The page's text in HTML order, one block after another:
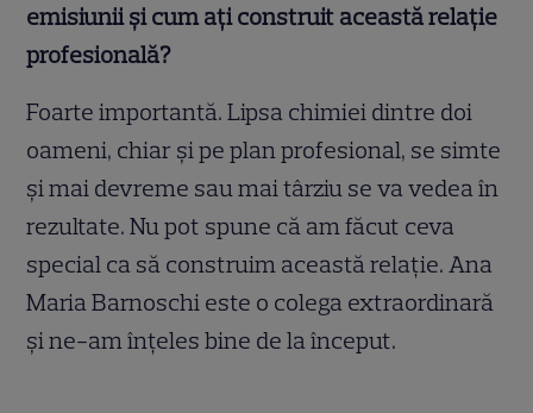
emisiunii și cum ați construit această relație
profesională?
Foarte importantă. Lipsa chimiei dintre doi
oameni, chiar și pe plan profesional, se simte
și mai devreme sau mai târziu se va vedea în
rezultate. Nu pot spune că am făcut ceva
special ca să construim această relație. Ana
Maria Barnoschi este o colega extraordinară
și ne-am înțeles bine de la început.